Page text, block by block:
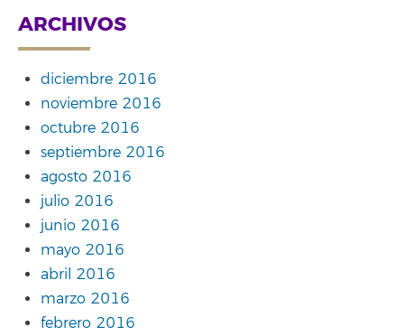
ARCHIVOS
diciembre 2016
noviembre 2016
octubre 2016
septiembre 2016
agosto 2016
julio 2016
junio 2016
mayo 2016
abril 2016
marzo 2016
febrero 2016